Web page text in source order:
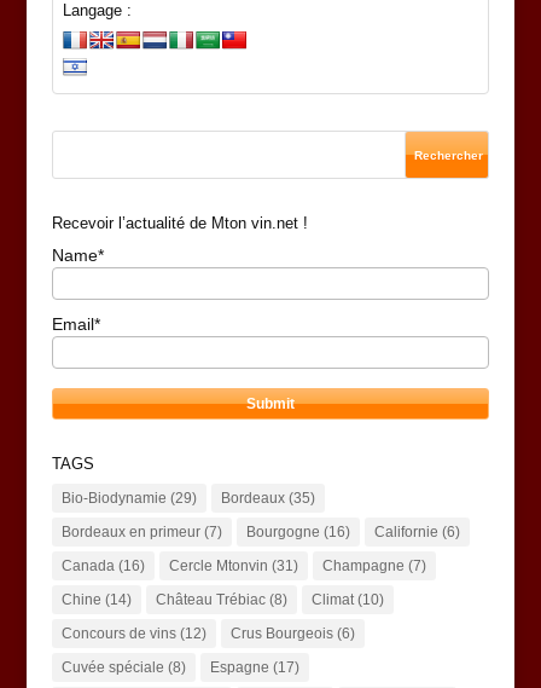
Langage :
Recevoir l’actualité de Mton vin.net !
Name*
Email*
TAGS
Bio-Biodynamie (29) Bordeaux(35)
Bordeaux en primeur(7) Bourgogne (16) Californie (6)
Canada(16) Cercle Mtonvin (31) Champagne (7)
Chine (14) Château Trébiac(8) Climat(10)
Concours de vins(12) Crus Bourgeois(6)
Cuvée spéciale (8) Espagne (17)